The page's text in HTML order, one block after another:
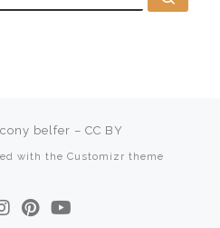
belfer – CC BY
with the Customizr theme